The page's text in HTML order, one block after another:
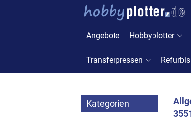
Angebote Hobbyplotter
Transferpressen
Kategorien